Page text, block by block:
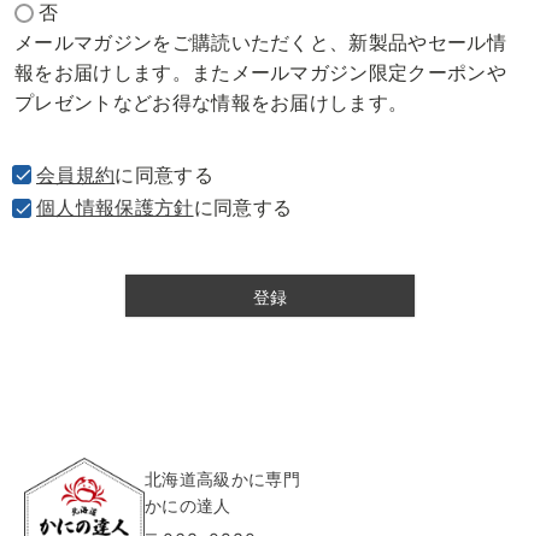
須
)
否
メールマガジンをご購読いただくと、新製品やセール情
報をお届けします。またメールマガジン限定クーポンや
プレゼントなどお得な情報をお届けします。
会員規約に同意する
個人情報保護方針に同意する
登録
北海道高級かに専門
かにの達人